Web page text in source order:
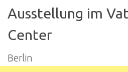
Ausstellung im
Center
Berlin